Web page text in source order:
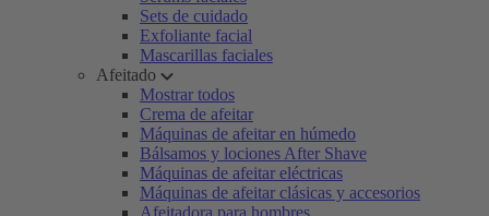
Sets de cuidado
Exfoliante facial
Mascarillas faciales
Afeitado
Mostrar todos
Crema de afeitar
Máquinas de afeitar en húmedo
Bálsamos y lociones After Shave
Máquinas de afeitar eléctricas
Máquinas de afeitar clásicas y accesorios
Afeitadora para hombres